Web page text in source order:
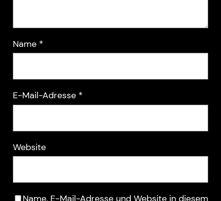
Name *
E-Mail-Adresse *
Website